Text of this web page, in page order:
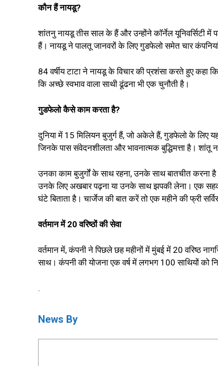
कौन हैं नायडू?
शांतनु नायडू तीस साल के हैं और उन्होंने कॉर्नेल यूनिवर्सिटी
हैं। नायडू ने पालतू जानवरों के लिए गुडफेलो समेत चार
84 वर्षीय टाटा ने नायडू के विचार की प्रशंसा करते हुए
कि अच्छे स्वभाव वाला साथी ढूंढना भी एक चुनौती है।
गुडफेलो कैसे काम करता है?
दुनिया में 15 मिलियन बुजुर्ग हैं, जो अकेले हैं, गुडफेलो के लिए
जिनके पास संवेदनशीलता और भावनात्मक बुद्धिमत्ता है। शांतू
उनका काम बुजुर्गों के साथ रहना, उनके साथ बातचीत
उनके लिए अखबार पढ़ना या उनके साथ झपकी लेना। एक
घंटे बिताता है। चार्जेज की बात करें तो एक महीने की फ्री
वर्तमान में 20 वरिष्ठों की सेवा
वर्तमान में, कंपनी ने पिछले छह महीनों में मुंबई में 20 वरिष्ठ
साथ। कंपनी की योजना एक वर्ष में लगभग 100 साथियों
.
News By